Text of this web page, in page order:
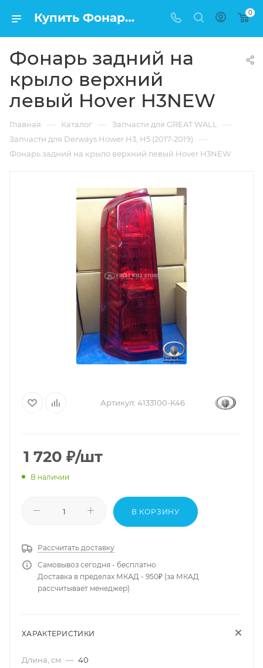
Купить Фонарь задний на крыло верхний левый Hover H3NEW в Москве по низкой цене 0
Фонарь задний на
крыло верхний
левый Hover H3NEW
Главная — Каталог — Запчасти для GREAT WALL —
Запчасти для Derways Hower H3, H5 (2017-2019) —
Фонарь задний на крыло верхний левый Hover H3NEW
Артикул: 4133100-K46
1 720 ₽/шт
В наличии
В КОРЗИНУ
Рассчитать доставку
Самовывоз сегодня - бесплатно
Доставка в пределах МКАД - 950₽ (за МКАД
рассчитывает менеджер)
ХАРАКТЕРИСТИКИ
Длина, см — 40